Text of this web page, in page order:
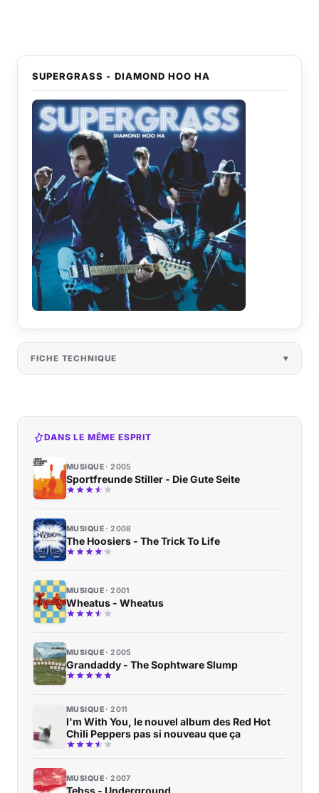
SUPERGRASS - DIAMOND HOO HA
FICHE TECHNIQUE
DANS LE MÊME ESPRIT
MUSIQUE 2005
Sportfreunde Stiller - Die Gute Seite
MUSIQUE 2008
The Hoosiers - The Trick To Life
MUSIQUE 2001
Wheatus - Wheatus
MUSIQUE 2005
Grandaddy - The Sophtware Slump
MUSIQUE 2011
I'm With You, le nouvel album des Red Hot
Chili Peppers pas si nouveau que ça
MUSIQUE 2007
Tehss - Underground